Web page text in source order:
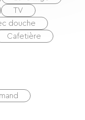
TV
douche
Cafetière